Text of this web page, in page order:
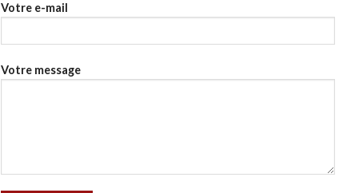
Votre e-mail
Votre message